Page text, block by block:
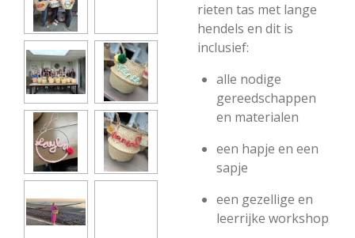
rieten tas met lange
hendels en dit is
inclusief:
alle nodige
gereedschappen
en materialen
een hapje en een
sapje
een gezellige en
leerrijke workshop